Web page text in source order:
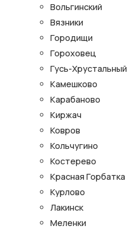
Вольгинский
Вязники
Городищи
Гороховец
Гусь-Хрустальный
Камешково
Карабаново
Киржач
Ковров
Кольчугино
Костерево
Красная Горбатка
Курлово
Лакинск
Меленки